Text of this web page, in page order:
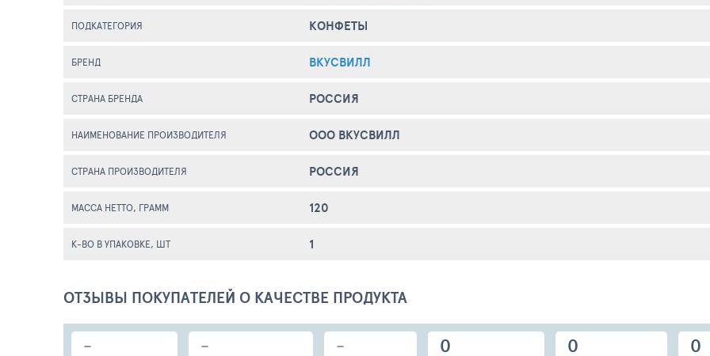
ПОДКАТЕГОРИЯ КОНФЕТЫ
БРЕНД ВКУСВИЛЛ
СТРАНА БРЕНДА РОССИЯ
НАИМЕНОВАНИЕ ПРОИЗВОДИТЕЛЯ ООО ВКУСВИЛЛ
СТРАНА ПРОИЗВОДИТЕЛЯ РОССИЯ
МАССА НЕТТО, ГРАММ 120
К-ВО В УПАКОВКЕ, ШТ 1
ОТЗЫВЫ ПОКУПАТЕЛЕЙ О КАЧЕСТВЕ ПРОДУКТА
- - - 0 0 0